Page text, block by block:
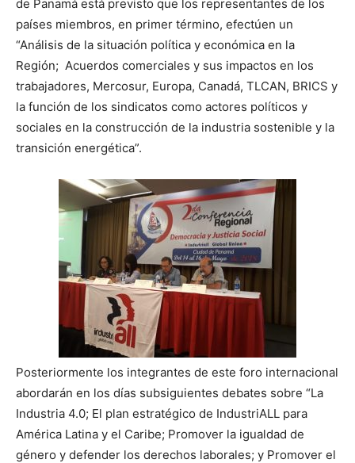
de Panamá está previsto que los representantes de los
países miembros, en primer término, efectúen un
“Análisis de la situación política y económica en la
Región; Acuerdos comerciales y sus impactos en los
trabajadores, Mercosur, Europa, Canadá, TLCAN, BRICS y
la función de los sindicatos como actores políticos y
sociales en la construcción de la industria sostenible y la
transición energética”.
Posteriormente los integrantes de este foro internacional
abordarán en los días subsiguientes debates sobre “La
Industria 4.0; El plan estratégico de IndustriALL para
América Latina y el Caribe; Promover la igualdad de
género y defender los derechos laborales; y Promover el